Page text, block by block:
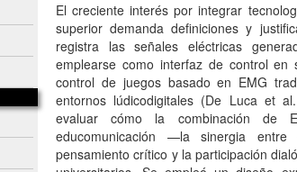
El creciente interés por integrar
superior demanda definiciones y
registra las señales eléctricas
emplearse como interfaz de control en
control de juegos basado en EMG
entornos lúdicodigitales (De Luca et
evaluar cómo la combinación de
educomunicación —la sinergia
pensamiento crítico y la participación